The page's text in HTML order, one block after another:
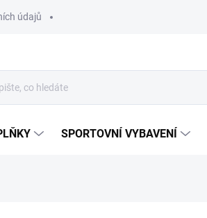
údajů
SPORTOVNÍ VYBAVENÍ